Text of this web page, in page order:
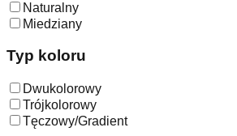
Naturalny
Miedziany
Typ koloru
Dwukolorowy
Trójkolorowy
Tęczowy/Gradient